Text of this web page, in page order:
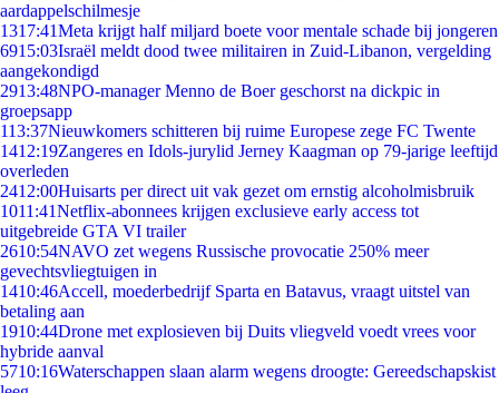
aardappelschilmesje
1317:41Meta krijgt half miljard boete voor mentale schade bij jongeren
6915:03Israël meldt dood twee militairen in Zuid-Libanon, vergelding
aangekondigd
2913:48NPO-manager Menno de Boer geschorst na dickpic in
groepsapp
113:37Nieuwkomers schitteren bij ruime Europese zege FC Twente
1412:19Zangeres en Idols-jurylid Jerney Kaagman op 79-jarige leeftijd
overleden
2412:00Huisarts per direct uit vak gezet om ernstig alcoholmisbruik
1011:41Netflix-abonnees krijgen exclusieve early access tot
uitgebreide GTA VI trailer
2610:54NAVO zet wegens Russische provocatie 250% meer
gevechtsvliegtuigen in
1410:46Accell, moederbedrijf Sparta en Batavus, vraagt uitstel van
betaling aan
1910:44Drone met explosieven bij Duits vliegveld voedt vrees voor
hybride aanval
5710:16Waterschappen slaan alarm wegens droogte: Gereedschapskist